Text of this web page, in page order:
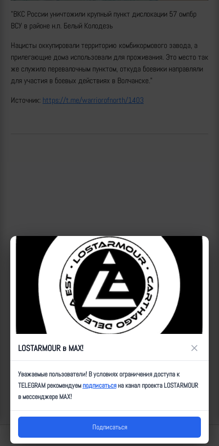
"ВКС России уничтожили крупный пункт дислокации 57 омпбр
ВСУ в районе н.п. Белый Колодезь
Нацисты оккупировали территорию комбикормового завода, а
прилегающие дома использовали для проживания. Это место так
же служило перевалочным пунктом, откуда боевики направляли
для участия в боевых действиях в Волчанске."
Источник: https://t.me/warriorofnorth/1403
ID:18389| Автор:Magadulin, Майринк| Дата:2024-05-29| Просмотров:
810
Поражение объектов, УМПК, ФАБ500, ПВД, уничтожен, эпик,
_х3, _БЕЛГОРОД, _Харькобл, _13км, _прилет,
Lostarmour | Carthago Delenda Est | 2014-2026
LOSTARMOUR в MAX! ×
Уважаемые пользователи! В условиях ограничения доступа к
TELEGRAM рекомендуемподписатьсяна канал проекта LOSTARMOUR
в мессенджере MAX!
Подписаться